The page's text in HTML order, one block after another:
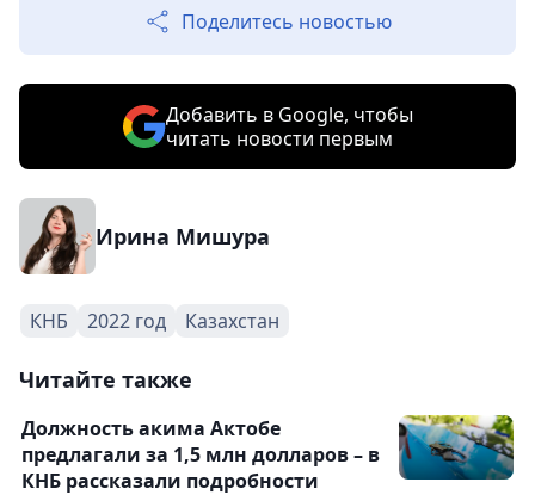
Поделитесь новостью
Добавить в Google, чтобы
читать новости первым
Ирина Мишура
КНБ 2022 год Казахстан
Читайте также
Должность акима Актобе
предлагали за 1,5 млн долларов – в
КНБ рассказали подробности